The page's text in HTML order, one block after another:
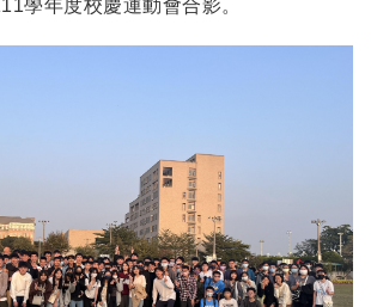
學年度校慶運動會合影。